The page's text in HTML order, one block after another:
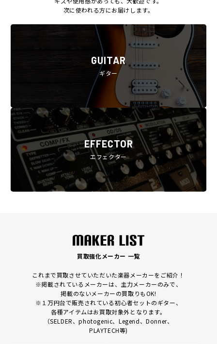
次に使われる方にお届けします。
GUITAR
ギター
EFFECTOR
エフェクター
買取強化メーカー 一覧
これまで買取させていただいた楽器メーカーをご紹介！
※掲載されているメーカーは、主力メーカーのみで、
掲載のないメーカーの買取りもOK!
※１万円台で販売されている初心者セットのギター、
各種アイテムはお買取対象外となります。
（SELDER、photogenic、Legend、Donner、
PLAYTECH等)